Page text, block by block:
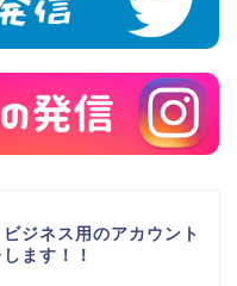
ビジネス用のアカウント
ます！！